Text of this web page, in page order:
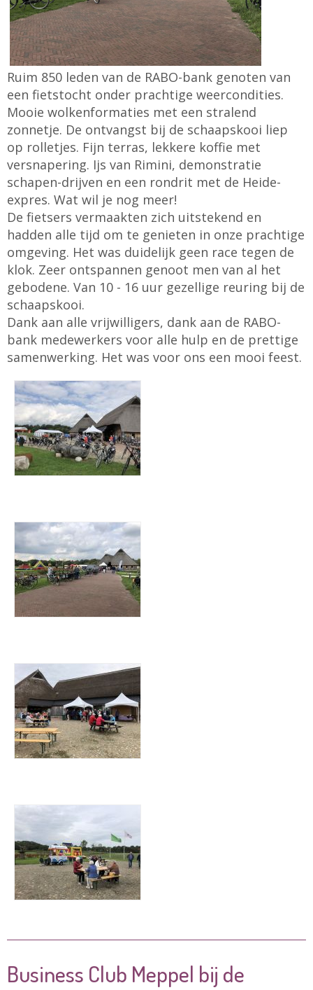
Ruim 850 leden van de RABO-bank genoten van
een fietstocht onder prachtige weercondities.
Mooie wolkenformaties met een stralend
zonnetje. De ontvangst bij de schaapskooi liep
op rolletjes. Fijn terras, lekkere koffie met
versnapering. Ijs van Rimini, demonstratie
schapen-drijven en een rondrit met de Heide-
expres. Wat wil je nog meer!
De fietsers vermaakten zich uitstekend en
hadden alle tijd om te genieten in onze prachtige
omgeving. Het was duidelijk geen race tegen de
klok. Zeer ontspannen genoot men van al het
gebodene. Van 10 - 16 uur gezellige reuring bij de
schaapskooi.
Dank aan alle vrijwilligers, dank aan de RABO-
bank medewerkers voor alle hulp en de prettige
samenwerking. Het was voor ons een mooi feest.
Business Club Meppel bij de